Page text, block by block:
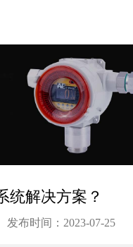
统解决方案？
发布时间：2023-07-25